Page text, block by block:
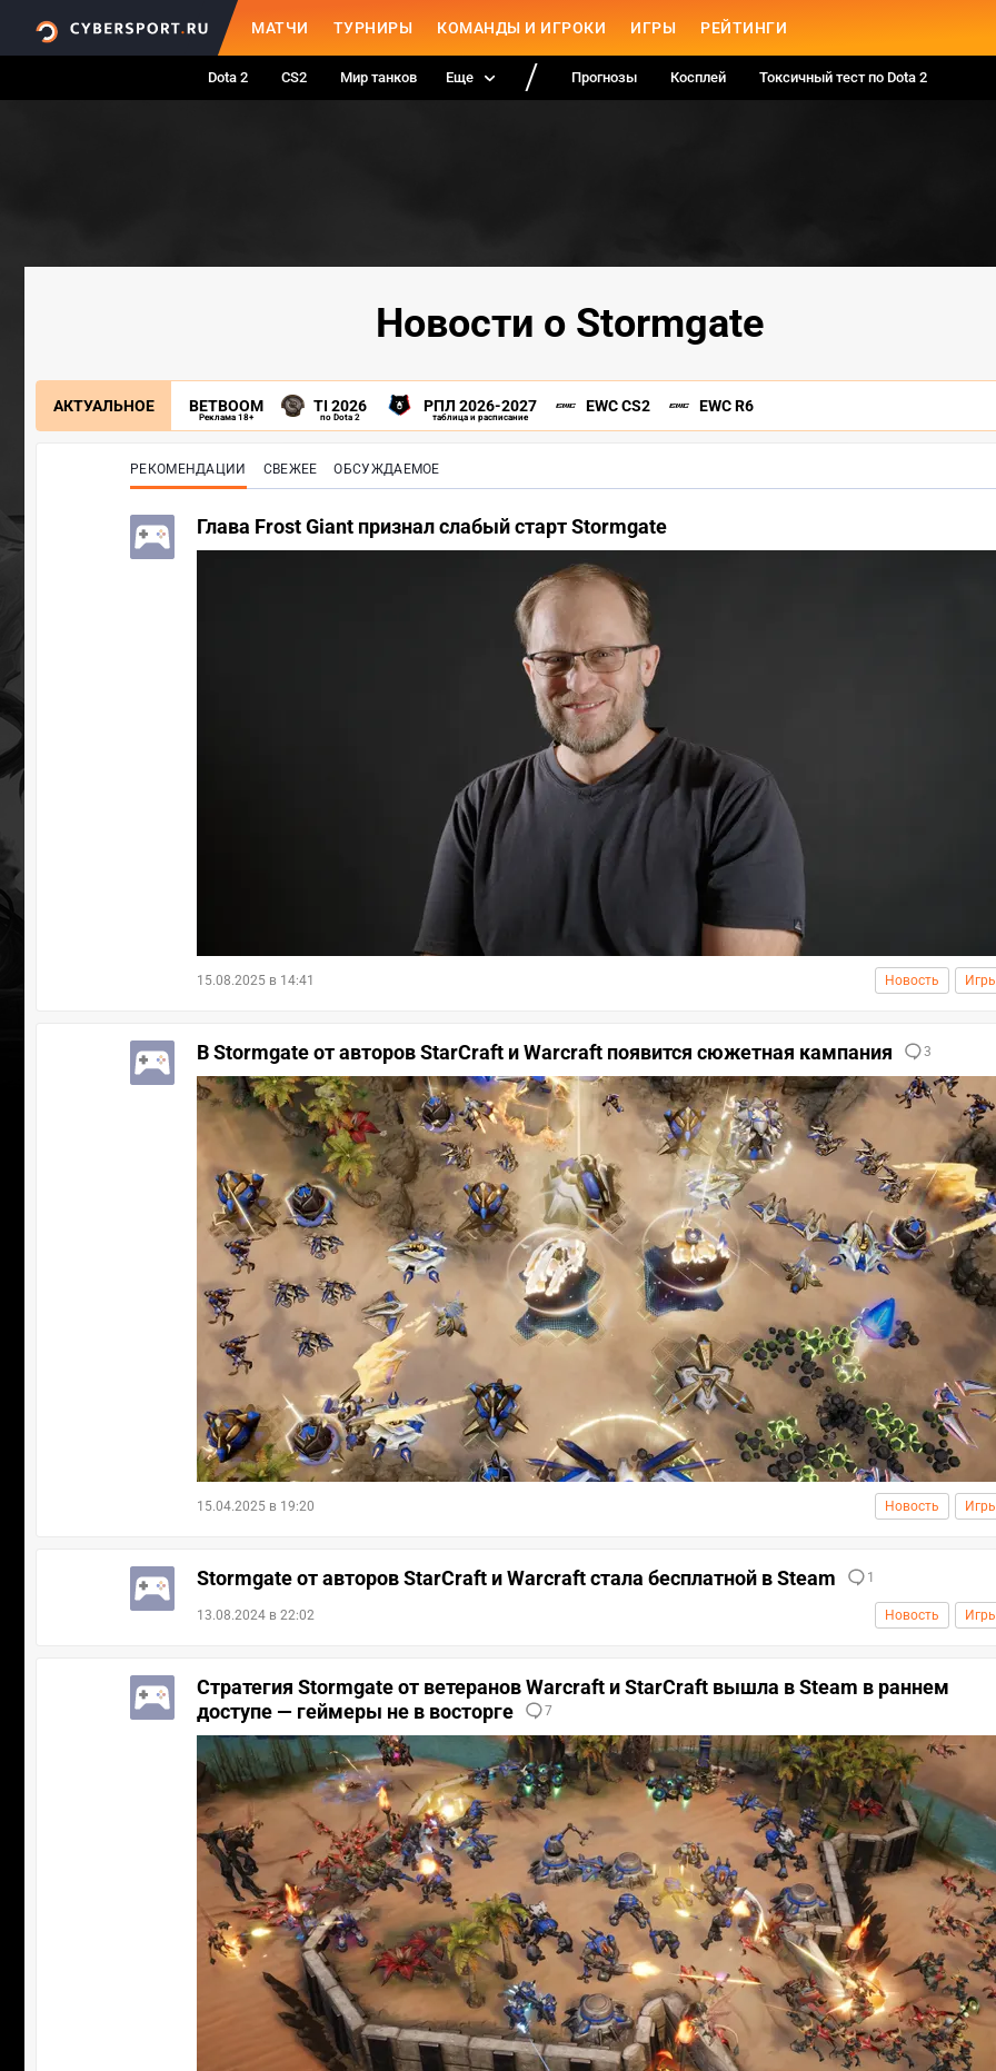
МАТЧИ ТУРНИРЫ КОМАНДЫ И ИГРОКИ ИГРЫ РЕЙТИНГИ
Dota 2 CS2 Мир танков Еще Прогнозы Косплей Токсичный тест по Dota 2
Новости о Stormgate
АКТУАЛЬНОЕ BETBOOM
Реклама 18+
TI 2026
по Dota 2
РПЛ 2026-2027
таблица и расписание
EWC CS2 EWC R6
РЕКОМЕНДАЦИИ СВЕЖЕЕ ОБСУЖДАЕМОЕ
Глава Frost Giant признал слабый старт Stormgate
15.08.2025 в 14:41 Новость
В Stormgate от авторов StarCraft и Warcraft появится сюжетная кампания 3
15.04.2025 в 19:20 Новость
Stormgate от авторов StarCraft и Warcraft стала бесплатной в Steam 1
13.08.2024 в 22:02 Новость
Стратегия Stormgate от ветеранов Warcraft и StarCraft вышла в Steam в раннем
доступе — геймеры не в восторге
7